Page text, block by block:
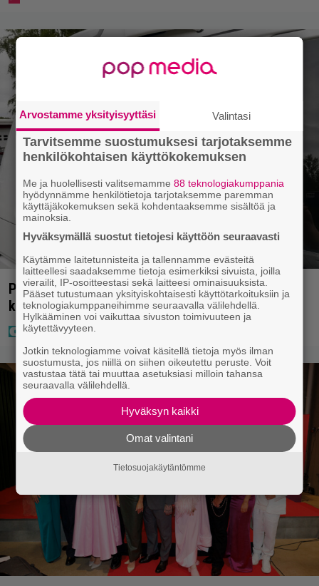
Poliisilla tehovalvonta – tästä kysymys ja näin
kauan kestää
Arvostamme yksityisyyttäsi Valintasi
Tarvitsemme suostumuksesi tarjotaksemme
henkilökohtaisen käyttökokemuksen
Me ja huolellisesti valitsemamme88 teknologiakumppania
hyödynnämme henkilötietoja tarjotaksemme paremman
käyttäjäkokemuksen sekä kohdentaaksemme sisältöä ja
mainoksia.
Hyväksymällä suostut tietojesi käyttöön seuraavasti
Käytämme laitetunnisteita ja tallennamme evästeitä
laitteellesi saadaksemme tietoja esimerkiksi sivuista, joilla
vierailit, IP-osoitteestasi sekä laitteesi ominaisuuksista.
Pääset tutustumaan yksityiskohtaisesti käyttötarkoituksiin ja
teknologiakumppaneihimme seuraavalla välilehdellä.
Hylkääminen voi vaikuttaa sivuston toimivuuteen ja
käytettävyyteen.
Jotkin teknologiamme voivat käsitellä tietoja myös ilman
suostumusta, jos niillä on siihen oikeutettu peruste. Voit
vastustaa tätä tai muuttaa asetuksiasi milloin tahansa
seuraavalla välilehdellä.
Hyväksyn kaikki
Omat valintani
Tietosuojakäytäntömme